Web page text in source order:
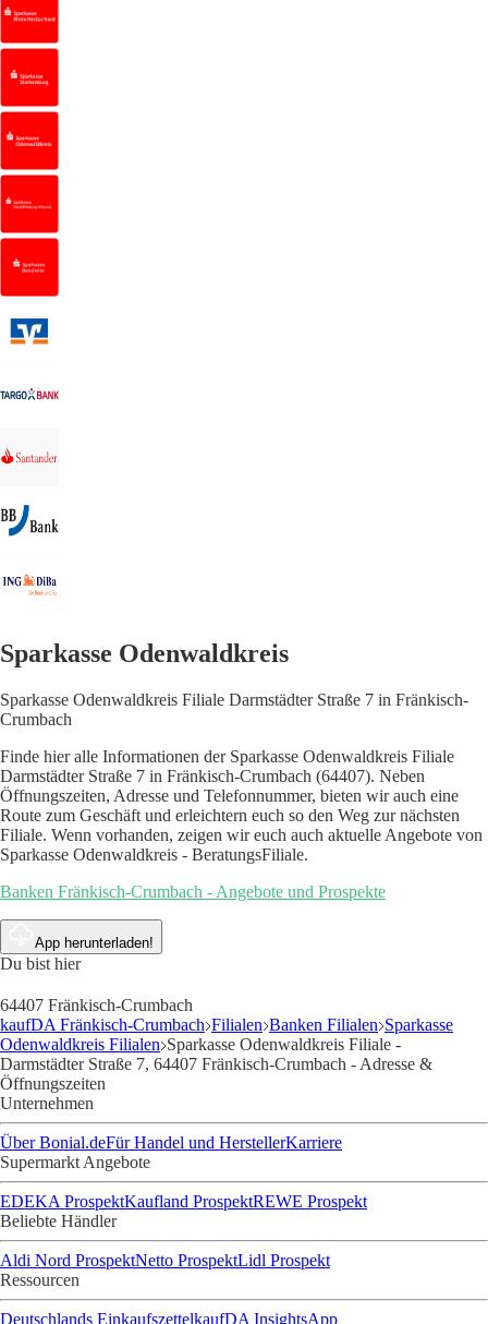
Sparkasse Odenwaldkreis
Sparkasse Odenwaldkreis Filiale Darmstädter Straße 7 in Fränkisch-
Crumbach
Finde hier alle Informationen der Sparkasse Odenwaldkreis Filiale
Darmstädter Straße 7 in Fränkisch-Crumbach (64407). Neben
Öffnungszeiten, Adresse und Telefonnummer, bieten wir auch eine
Route zum Geschäft und erleichtern euch so den Weg zur nächsten
Filiale. Wenn vorhanden, zeigen wir euch auch aktuelle Angebote von
Sparkasse Odenwaldkreis - BeratungsFiliale.
Banken Fränkisch-Crumbach - Angebote und Prospekte
App herunterladen!
Du bist hier
64407 Fränkisch-Crumbach
kaufDA Fränkisch-Crumbach Filialen Banken Filialen Sparkasse
Odenwaldkreis Filialen Sparkasse Odenwaldkreis Filiale -
Darmstädter Straße 7, 64407 Fränkisch-Crumbach - Adresse &
Öffnungszeiten
Unternehmen
Über Bonial.deFür Handel und HerstellerKarriere
Supermarkt Angebote
EDEKA ProspektKaufland ProspektREWE Prospekt
Beliebte Händler
Aldi Nord ProspektNetto ProspektLidl Prospekt
Ressourcen
Deutschlands EinkaufszettelkaufDA InsightsApp